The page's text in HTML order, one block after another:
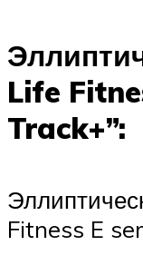
Life
Track+”:
Fitness E